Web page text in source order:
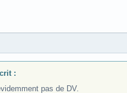
:
pas de DV.